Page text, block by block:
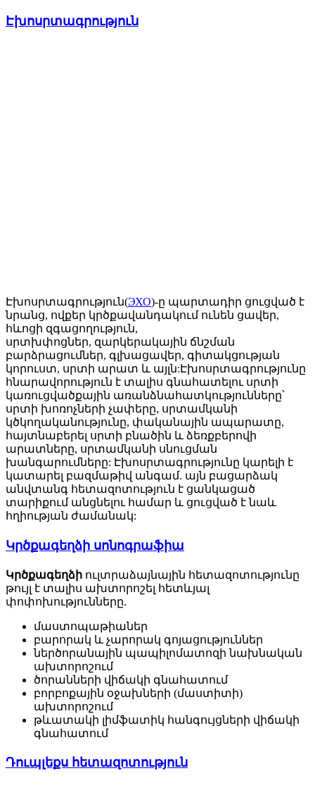
Էխոսրտագրություն
Էխոսրտագրություն(ЭХО)-ը պարտադիր ցուցված է
նրանց, ովքեր կրծքավանդակում ունեն ցավեր,
հևոցի զգացողություն,
սրտխփոցներ, զարկերակային ճնշման
բարձրացումներ, գլխացավեր, գիտակցության
կորուստ, սրտի արատ և այլն:Էխոսրտագրությունը
հնարավորություն է տալիս գնահատելու սրտի
կառուցվածքային առանձնահատկությունները՝
սրտի խոռոչների չափերը, սրտամկանի
կծկողականությունը, փականային ապարատը,
հայտնաբերել սրտի բնածին և ձեռքբերովի
արատները, սրտամկանի սնուցման
խանգարումները: Էխոսրտագրությունը կարելի է
կատարել բազմաթիվ անգամ. այն բացարձակ
անվտանգ հետազոտություն է ցանկացած
տարիքում անցնելու համար և ցուցված է նաև
հղիության ժամանակ:
Կրծքագեղձի սոնոգրաֆիա
Կրծքագեղձի ուլտրաձայնային հետազոտությունը
թույլ է տալիս ախտորոշել հետևյալ
փոփոխությունները.
մաստոպաթիաներ
բարորակ և չարորակ գոյացություններ
ներծորանային պապիլոմատոզի նախնական
ախտորոշում
ծորանների վիճակի գնահատում
բորբոքային օջախների (մաստիտի)
ախտորոշում
թևատակի լիմֆատիկ հանգույցների վիճակի
գնահատում
Դուպլեքս հետազոտություն